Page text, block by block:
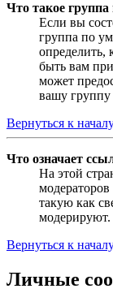
Что такое
Если вы
группа по
определить,
быть вам
может
вашу
Вернуться к
Что означает
На этой
такую как
модерируют.
Вернуться к
Личные